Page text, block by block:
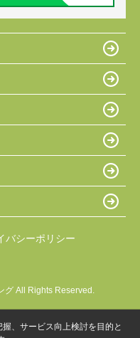
バシーポリシー
グ All Rights Reserved.
、サービス向上検討を目的と